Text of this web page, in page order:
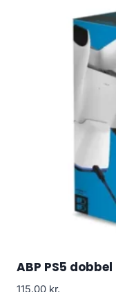
ABP PS5
115.00 kr.